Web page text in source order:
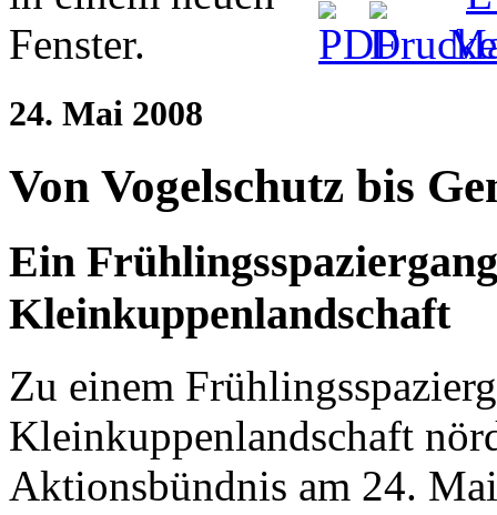
24. Mai 2008
Von Vogelschutz bis
Ein
Kleinkuppenlandschaft
Zu einem
Kleinkuppenlandschaft
Aktionsbündnis am 24.